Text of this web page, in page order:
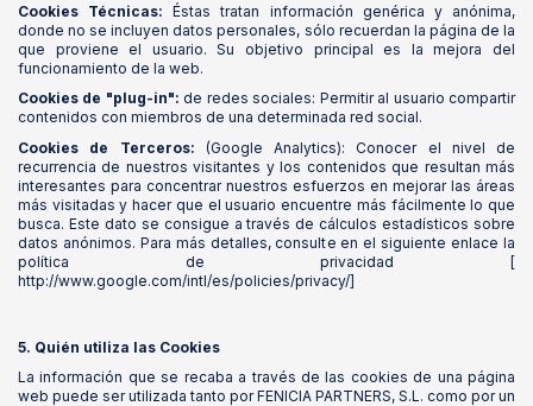
Cookies Técnicas: Éstas tratan información genérica y anónima,
donde no se incluyen datos personales, sólo recuerdan la página de la
que proviene el usuario. Su objetivo principal es la mejora del
funcionamiento de la web.
Cookies de "plug-in": de redes sociales: Permitir al usuario compartir
contenidos con miembros de una determinada red social.
Cookies de Terceros: (Google Analytics): Conocer el nivel de
recurrencia de nuestros visitantes y los contenidos que resultan más
interesantes para concentrar nuestros esfuerzos en mejorar las áreas
más visitadas y hacer que el usuario encuentre más fácilmente lo que
busca. Este dato se consigue a través de cálculos estadísticos sobre
datos anónimos. Para más detalles, consulte en el siguiente enlace la
política de privacidad [
http://www.google.com/intl/es/policies/privacy/]
5. Quién utiliza las Cookies
La información que se recaba a través de las cookies de una página
web puede ser utilizada tanto por FENICIA PARTNERS, S.L. como por un